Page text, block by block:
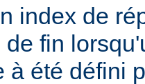
index de
fin
à été défini